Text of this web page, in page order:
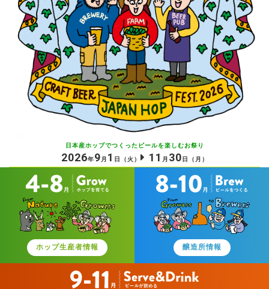
日本産ホップでつくったビールを楽しむお祭り
2026年9 月 1 日 （火） 11 月 30 日 （月）
ホップ生産者情報 醸造所情報